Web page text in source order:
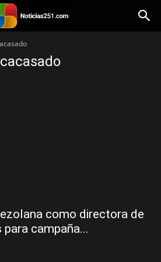
como directora de
campaña...